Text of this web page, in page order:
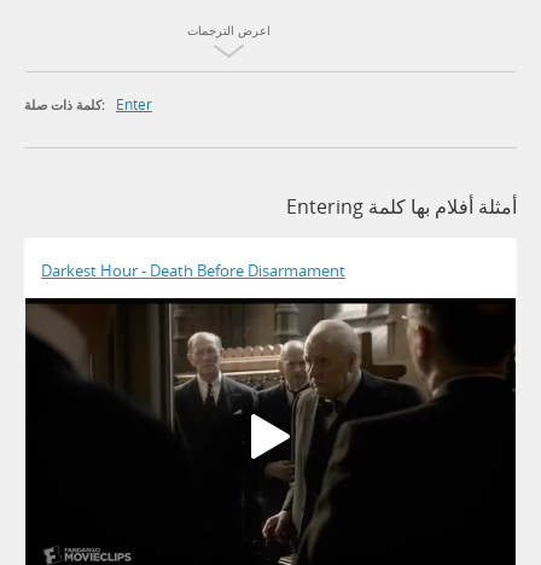
اعرض الترجمات
كلمة ذات صلة: Enter
أمثلة أفلام بها كلمة Entering
Darkest Hour - Death Before Disarmament